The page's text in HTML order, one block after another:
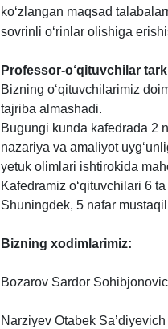
ko‘zlangan maqsad
sovrinli o‘rinlar olishiga
Professor-o‘qituvchilar
Bizning o‘qituvchilarimiz
tajriba almashadi.
Bugungi kunda kafedrada 2
nazariya va amaliyot
yetuk olimlari ishtirokida
Kafedramiz o‘qituvchilari 6 ta
Shuningdek, 5 nafar
Bizning xodimlarimiz:
Bozarov Sardor
Narziyev Otabek